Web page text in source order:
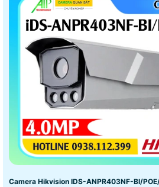
Camera Hikvision IDS-ANPR403NF-BI/